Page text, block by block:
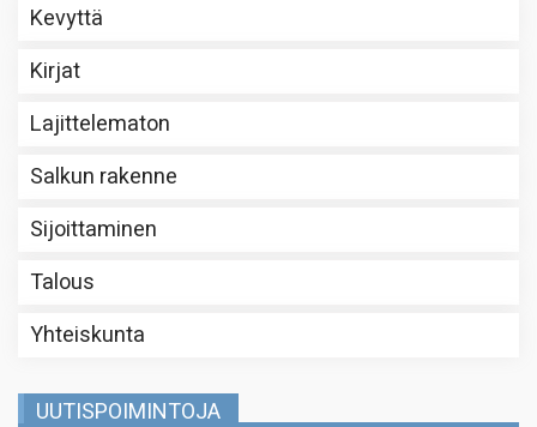
Kevyttä
Kirjat
Lajittelematon
Salkun rakenne
Sijoittaminen
Talous
Yhteiskunta
UUTISPOIMINTOJA